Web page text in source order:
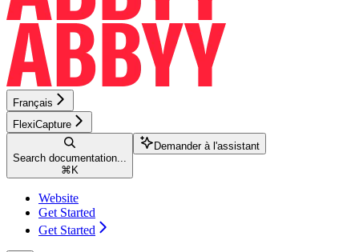
Français
FlexiCapture
Search documentation...
⌘ K
Demander à l'assistant
Website
Get Started
Get Started